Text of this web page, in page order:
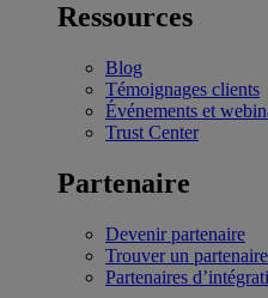
Ressources
Blog
Témoignages clients
Événements et
Trust Center
Partenaire
Devenir partenaire
Trouver un partenaire
Partenaires